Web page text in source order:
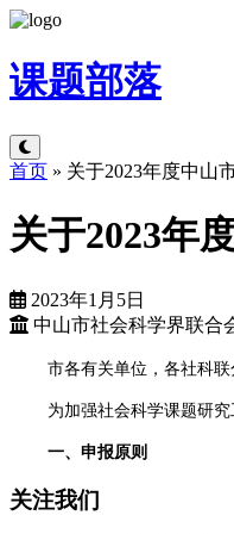
课题部落
首页 » 关于2023年度中山
关于2023年
2023年1月5日
中山市社会科学界联合
市各有关单位，各社科
为加强社会科学课题研
一、申报原则
关注我们